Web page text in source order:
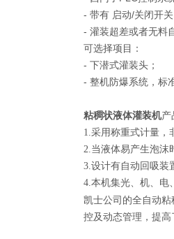
- 带有 启动/关闭开
- 灌装超差或者无料
可选择项目：
- 下潜式灌装头；
- 整机防爆系统，标
粘稠状液体灌装机产
1.采用称重式计量，
2.当液体易产生泡沫
3.设计有自动回吸装
4.本机集光、机、电
凯士公司的全自动
控及动态管理，提